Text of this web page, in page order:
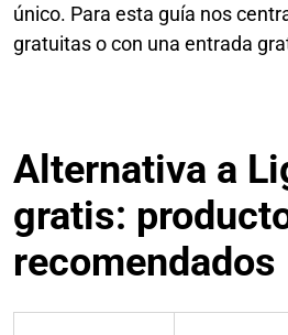
único. Para esta guía nos
gratuitas o con una entrada
Alternativa a
gratis:
recomendados